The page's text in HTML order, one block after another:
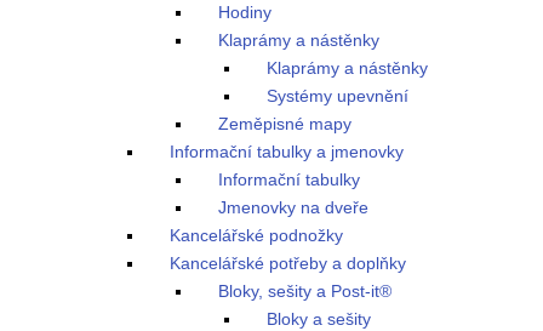
Hodiny
Klaprámy a nástěnky
Klaprámy a nástěnky
Systémy upevnění
Zeměpisné mapy
Informační tabulky a jmenovky
Informační tabulky
Jmenovky na dveře
Kancelářské podnožky
Kancelářské potřeby a doplňky
Bloky, sešity a Post-it®
Bloky a sešity